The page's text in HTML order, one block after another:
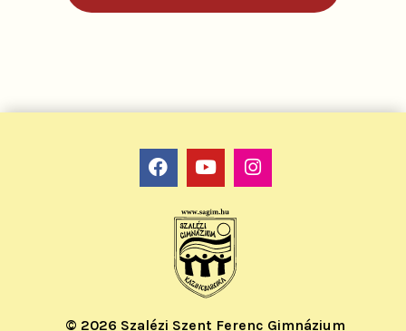
© 2026 Szalézi Szent Ferenc Gimnázium